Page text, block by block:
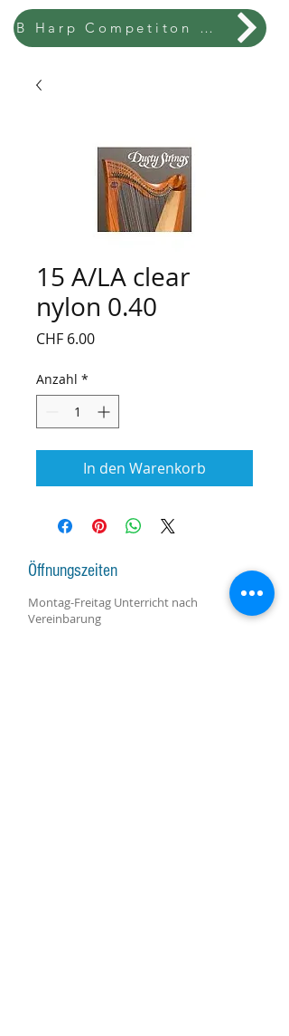
B Harp Competiton & Festival
15 A/LA clear
nylon 0.40
CHF 6.00Preis
Anzahl *
In den Warenkorb
Öffnungszeiten
Montag-Freitag Unterricht nach
Vereinbarung